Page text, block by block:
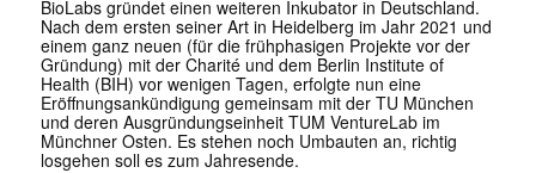
BioLabs gründet einen weiteren Inkubator in Deutschland.
Nach dem ersten seiner Art in Heidelberg im Jahr 2021 und
einem ganz neuen (für die frühphasigen Projekte vor der
Gründung) mit der Charité und dem Berlin Institute of
Health (BIH) vor wenigen Tagen, erfolgte nun eine
Eröffnungsankündigung gemeinsam mit der TU München
und deren Ausgründungseinheit TUM VentureLab im
Münchner Osten. Es stehen noch Umbauten an, richtig
losgehen soll es zum Jahresende.